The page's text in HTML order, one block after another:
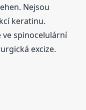
Nejsou
keratinu.
ve spinocelulární
excize.